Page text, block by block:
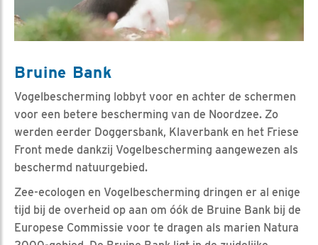
Bruine Bank
Vogelbescherming lobbyt voor en achter de schermen
voor een betere bescherming van de Noordzee. Zo
werden eerder Doggersbank, Klaverbank en het Friese
Front mede dankzij Vogelbescherming aangewezen als
beschermd natuurgebied.
Zee-ecologen en Vogelbescherming dringen er al enige
tijd bij de overheid op aan om óók de Bruine Bank bij de
Europese Commissie voor te dragen als marien Natura